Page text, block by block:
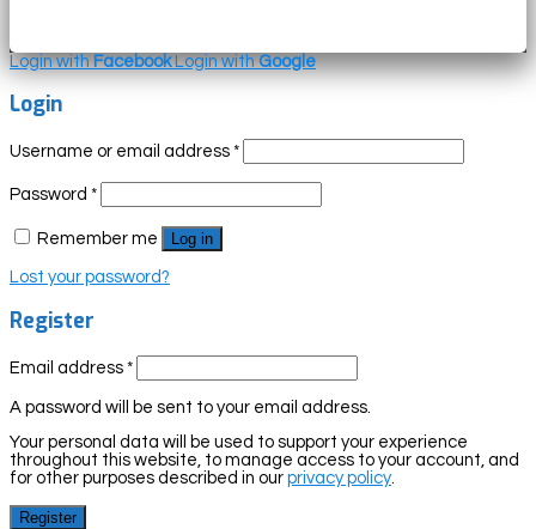
Login withFacebook Login withGoogle
Login
Username or email address *
Password *
Remember me Log in
Lost your password?
Register
Email address *
A password will be sent to your email address.
Your personal data will be used to support your experience
throughout this website, to manage access to your account, and
for other purposes described in our privacy policy.
Register